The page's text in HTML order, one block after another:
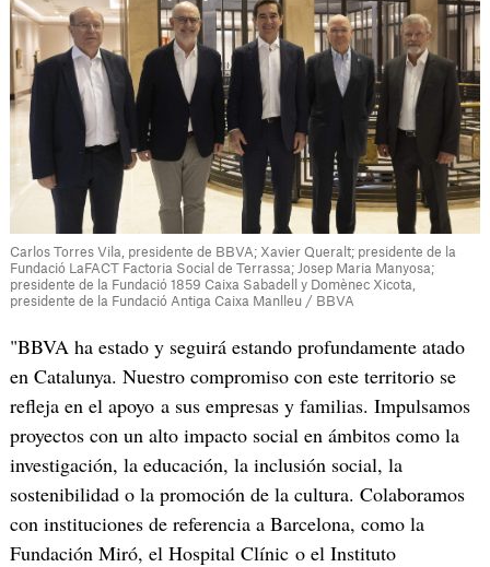
Carlos Torres Vila, presidente de BBVA; Xavier Queralt; presidente de la
Fundació LaFACT Factoria Social de Terrassa; Josep Maria Manyosa;
presidente de la Fundació 1859 Caixa Sabadell y Domènec Xicota,
presidente de la Fundació Antiga Caixa Manlleu / BBVA
"BBVA ha estado y seguirá estando profundamente atado
en Catalunya. Nuestro compromiso con este territorio se
refleja en el apoyo a sus empresas y familias. Impulsamos
proyectos con un alto impacto social en ámbitos como la
investigación, la educación, la inclusión social, la
sostenibilidad o la promoción de la cultura. Colaboramos
con instituciones de referencia a Barcelona, como la
Fundación Miró, el Hospital Clínic o el Instituto